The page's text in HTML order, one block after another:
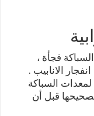
فجأة ،
الانابيب .
السباكة
قبل أن